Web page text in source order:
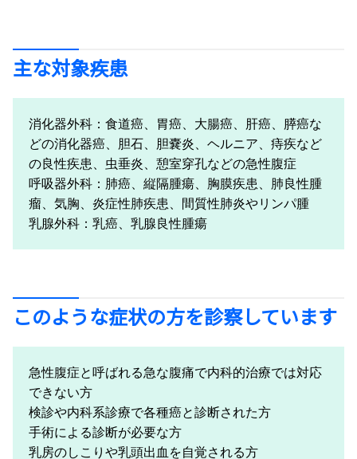
主な対象疾患
消化器外科：食道癌、胃癌、大腸癌、肝癌、膵癌な
どの消化器癌、胆石、胆嚢炎、ヘルニア、痔疾など
の良性疾患、虫垂炎、憩室穿孔などの急性腹症
呼吸器外科：肺癌、縦隔腫瘍、胸膜疾患、肺良性腫
瘤、気胸、炎症性肺疾患、間質性肺炎やリンパ腫
乳腺外科：乳癌、乳腺良性腫瘍
このような症状の方を診察しています
急性腹症と呼ばれる急な腹痛で内科的治療では対応
できない方
検診や内科系診療で各種癌と診断された方
手術による診断が必要な方
乳房のしこりや乳頭出血を自覚される方